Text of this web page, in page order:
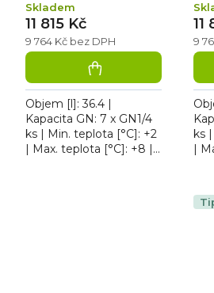
Skladem
9 764 Kč bez DPH
11 815 Kč
Objem [l]: 36.4 |
Kapacita GN: 7 x GN1/4
ks | Min. teplota [°C]: +2
| Max. teplota [°C]: +8 |
9
11
ks
|